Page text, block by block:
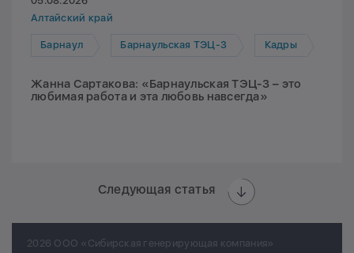
Алтайский край
Барнаул Барнаульская ТЭЦ-3 Кадры
Жанна Сартакова: «Барнаульская ТЭЦ-3 – это
любимая работа и эта любовь навсегда»
Следующая статья
2026 ООО «Сибирская генерирующая компания»